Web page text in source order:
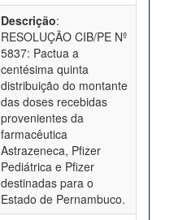
Descrição:
RESOLUÇÃO CIB/PE Nº
5837: Pactua a
centésima quinta
distribuição do montante
das doses recebidas
provenientes da
farmacêutica
Astrazeneca, Pfizer
Pediátrica e Pfizer
destinadas para o
Estado de Pernambuco.